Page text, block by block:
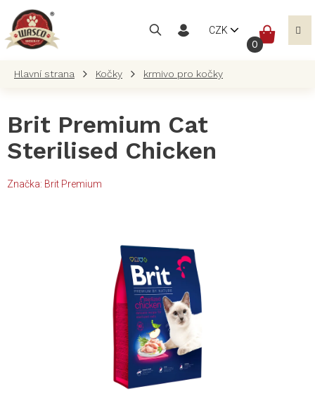
obsah
CZK
Kočky krmivo pro kočky
Brit Premium Cat
Sterilised Chicken
Značka: Brit Premium